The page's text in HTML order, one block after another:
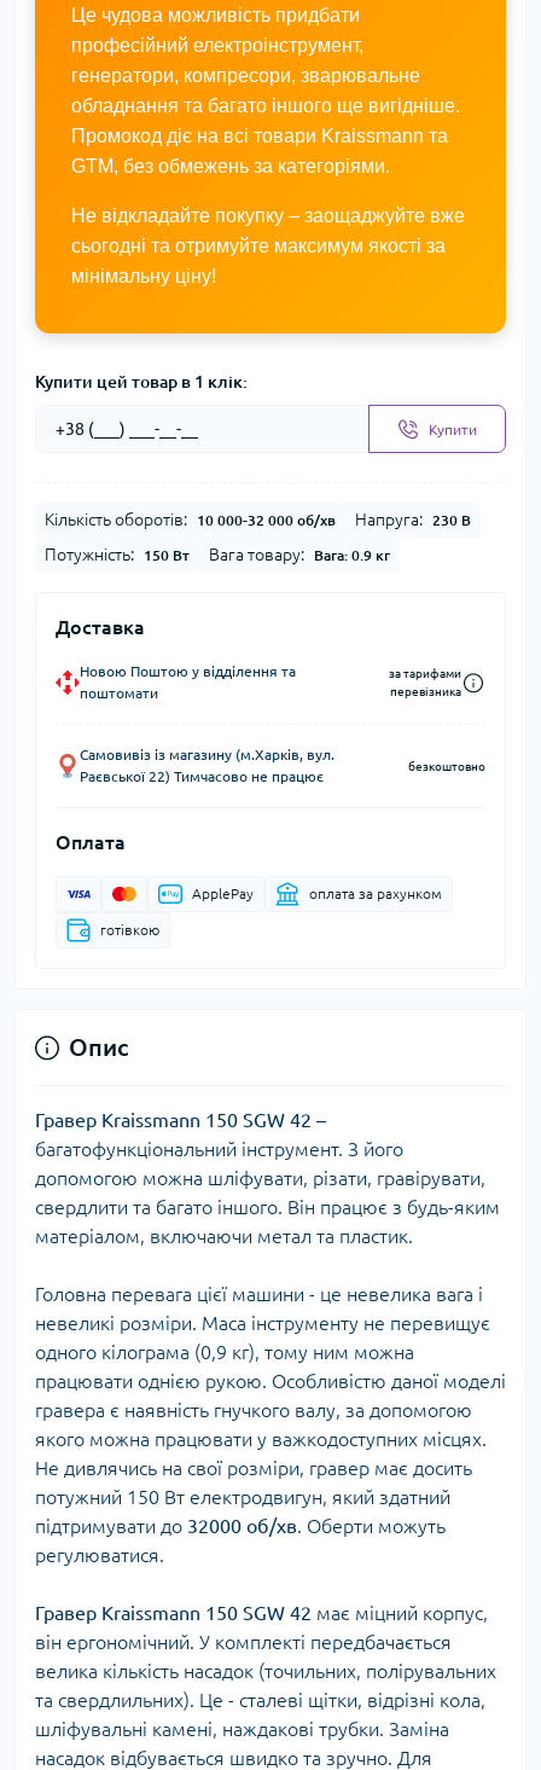
Це чудова можливість придбати
професійний електроінструмент,
генератори, компресори, зварювальне
обладнання та багато іншого ще вигідніше.
Промокод діє на всі товари Kraissmann та
GTM, без обмежень за категоріями.
Не відкладайте покупку – заощаджуйте вже
сьогодні та отримуйте максимум якості за
мінімальну ціну!
Купити цей товар в 1 клік:
Купити
Кількість оборотів: 10 000-32 000 об/хв Напруга: 230 В
Потужність: 150 Вт Вага товару: Вага: 0.9 кг
Доставка
Новою Поштою у відділення та
поштомати
за тарифами
перевізника
Самовивіз із магазину (м.Харків, вул.
Раєвської 22) Тимчасово не працює
безкоштовно
Оплата
ApplePay оплата за рахунком
готівкою
Опис
Гравер Kraissmann 150 SGW 42 –
багатофункціональний інструмент. З його
допомогою можна шліфувати, різати, гравірувати,
свердлити та багато іншого. Він працює з будь-яким
матеріалом, включаючи метал та пластик.
Головна перевага цієї машини - це невелика вага і
невеликі розміри. Маса інструменту не перевищує
одного кілограма (0,9 кг), тому ним можна
працювати однією рукою. Особливістю даної моделі
гравера є наявність гнучкого валу, за допомогою
якого можна працювати у важкодоступних місцях.
Не дивлячись на свої розміри, гравер має досить
потужний 150 Вт електродвигун, який здатний
підтримувати до 32000 об/хв. Оберти можуть
регулюватися.
Гравер Kraissmann 150 SGW 42 має міцний корпус,
він ергономічний. У комплекті передбачається
велика кількість насадок (точильних, полірувальних
та свердлильних). Це - сталеві щітки, відрізні кола,
шліфувальні камені, наждакові трубки. Заміна
насадок відбувається швидко та зручно. Для